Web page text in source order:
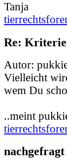
Tanja
Re:
Autor:
Vielleicht
wem Du
..meint
nachgefragt